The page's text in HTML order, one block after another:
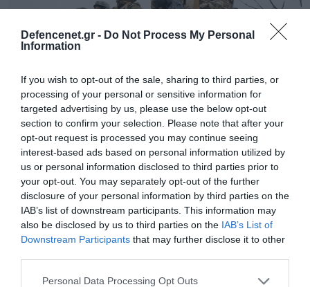
Defencenet.gr - Do Not Process My Personal
Information
If you wish to opt-out of the sale, sharing to third parties, or
processing of your personal or sensitive information for
targeted advertising by us, please use the below opt-out
section to confirm your selection. Please note that after your
opt-out request is processed you may continue seeing
interest-based ads based on personal information utilized by
us or personal information disclosed to third parties prior to
your opt-out. You may separately opt-out of the further
disclosure of your personal information by third parties on the
IAB’s list of downstream participants. This information may
also be disclosed by us to third parties on the IAB’s List of
Downstream Participants that may further disclose it to other
Please note that this website/app uses one or more Google
Personal Data Processing Opt Outs
03.05.2025 | 13:48
Δείτε τη στιγμή που επίλεκτοι Ρώσοι της
«White Bear» εξουδετερώνουν μέσα σε
λίγα δεύτερα Ουκρανούς στρατιώτες (vid)
Ο ρωσικός Στρατός πιέζει για την κατάληψη της
Μαλινόφκα, μιας περιοχής κοντά στο Ποκρόβσκ